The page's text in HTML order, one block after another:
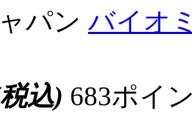
パン バイオ
込) 683ポイ